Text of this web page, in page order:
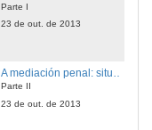
Parte I
23 de out. de 2013
A mediación penal: situación actual e proxecto de Código Procesal Penal
Parte II
23 de out. de 2013